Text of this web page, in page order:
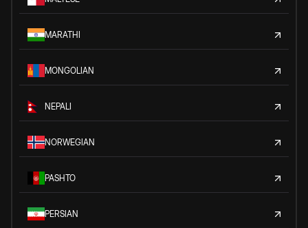
MARATHI
MONGOLIAN
NEPALI
NORWEGIAN
PASHTO
PERSIAN